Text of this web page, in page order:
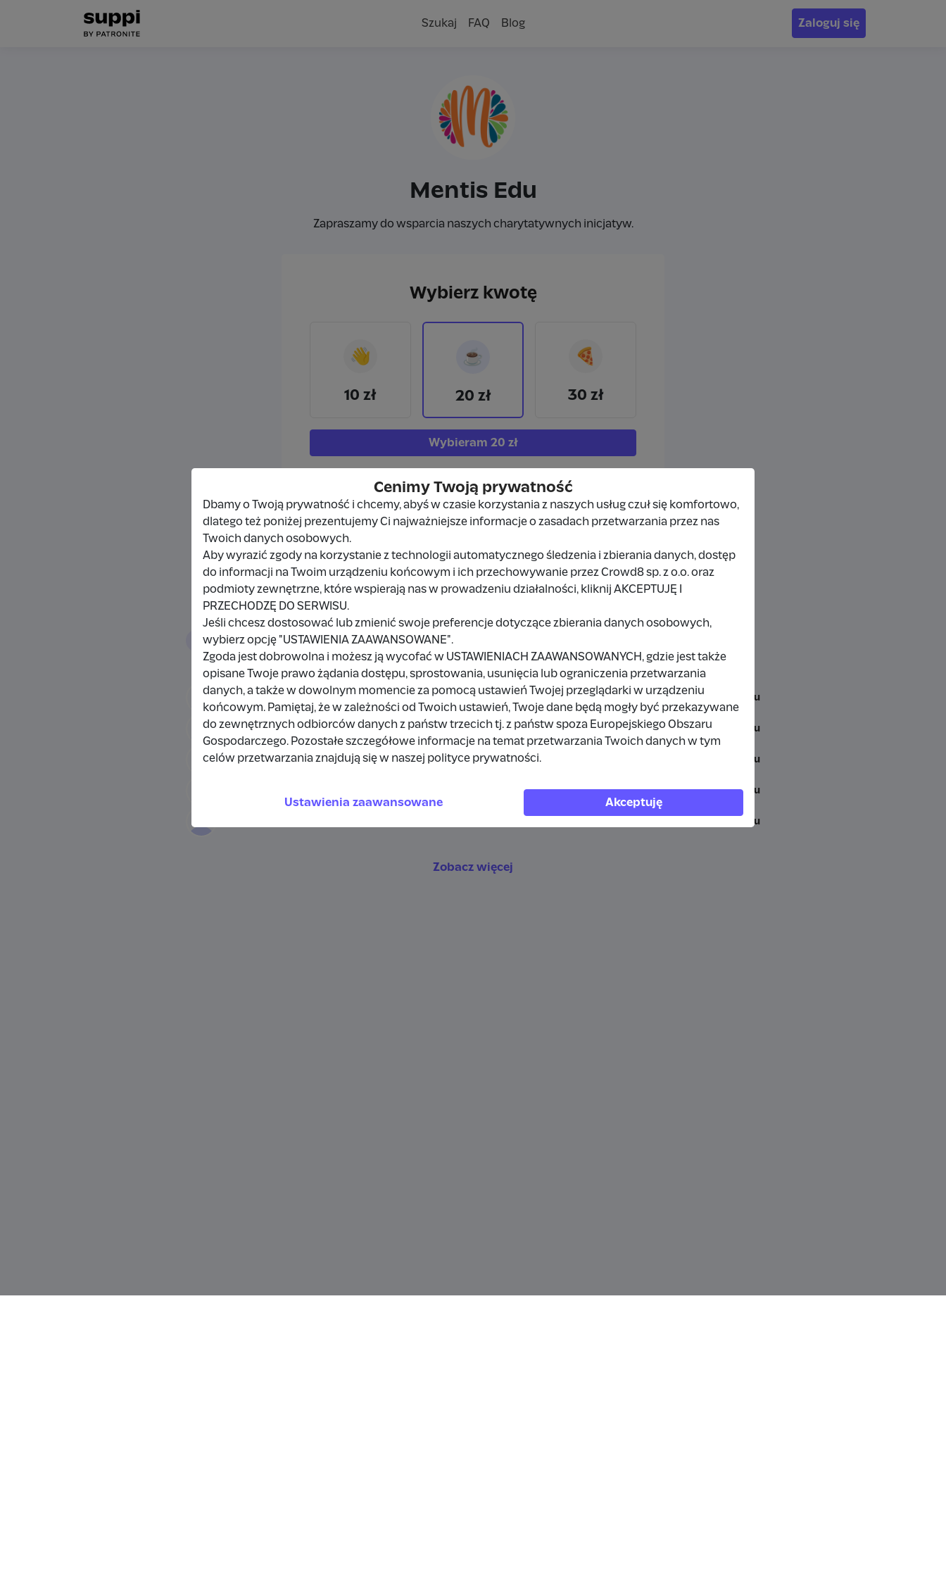
Szukaj FAQ Blog Zaloguj się
Mentis Edu
Zapraszamy do wsparcia naszych charytatywnych inicjatyw.
Wybierz kwotę
👋
10 zł
☕
20 zł
🍕
30 zł
Wybieram 20 zł
Wpłacający/a
Filip Borowiecki 10 zł 11 miesięcy temu
Wpłata anonimowa 10 zł 11 miesięcy temu
Kamila Sadowska 11 miesięcy temu
20 zł 11 miesięcy temu
11 miesięcy temu
Zobacz więcej
Cenimy Twoją prywatność
Dbamy o Twoją prywatność i chcemy, abyś w czasie korzystania z naszych usług czuł się komfortowo,
dlatego też poniżej prezentujemy Ci najważniejsze informacje o zasadach przetwarzania przez nas
Twoich danych osobowych.
Aby wyrazić zgody na korzystanie z technologii automatycznego śledzenia i zbierania danych, dostęp
do informacji na Twoim urządzeniu końcowym i ich przechowywanie przez Crowd8 sp. z o.o. oraz
podmioty zewnętrzne, które wspierają nas w prowadzeniu działalności, kliknij AKCEPTUJĘ I
PRZECHODZĘ DO SERWISU.
Jeśli chcesz dostosować lub zmienić swoje preferencje dotyczące zbierania danych osobowych,
wybierz opcję "USTAWIENIA ZAAWANSOWANE".
Zgoda jest dobrowolna i możesz ją wycofać w USTAWIENIACH ZAAWANSOWANYCH, gdzie jest także
opisane Twoje prawo żądania dostępu, sprostowania, usunięcia lub ograniczenia przetwarzania
danych, a także w dowolnym momencie za pomocą ustawień Twojej przeglądarki w urządzeniu
końcowym. Pamiętaj, że w zależności od Twoich ustawień, Twoje dane będą mogły być przekazywane
do zewnętrznych odbiorców danych z państw trzecich tj. z państw spoza Europejskiego Obszaru
Gospodarczego. Pozostałe szczegółowe informacje na temat przetwarzania Twoich danych w tym
celów przetwarzania znajdują się w naszej polityce prywatności.
Ustawienia zaawansowane Akceptuję